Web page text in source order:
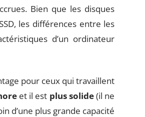
Bien que les disques
les différences entre les
d’un ordinateur
pour ceux qui travaillent
et il est plus solide(il ne
d’une plus grande capacité